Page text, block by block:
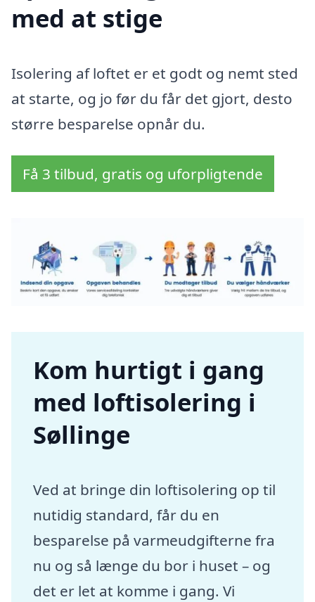
med at stige
Isolering af loftet er et godt og nemt sted
at starte, og jo før du får det gjort, desto
større besparelse opnår du.
Få 3 tilbud, gratis og uforpligtende
Kom hurtigt i gang
med loftisolering i
Søllinge
Ved at bringe din loftisolering op til
nutidig standard, får du en
besparelse på varmeudgifterne fra
nu og så længe du bor i huset – og
det er let at komme i gang. Vi